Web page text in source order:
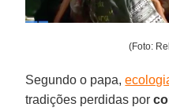
(Foto:
Segundo o papa,
tradições perdidas por